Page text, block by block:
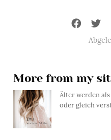
More from my
Älter werden
oder gleich